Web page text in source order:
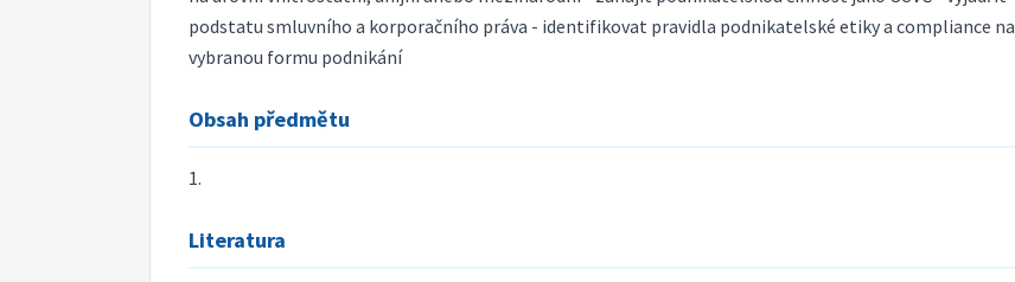
podstatu smluvního a korporačního práva - identifikovat pravidla podnikatelské etiky a compliance na
vybranou formu podnikání
Obsah předmětu
1.
Literatura